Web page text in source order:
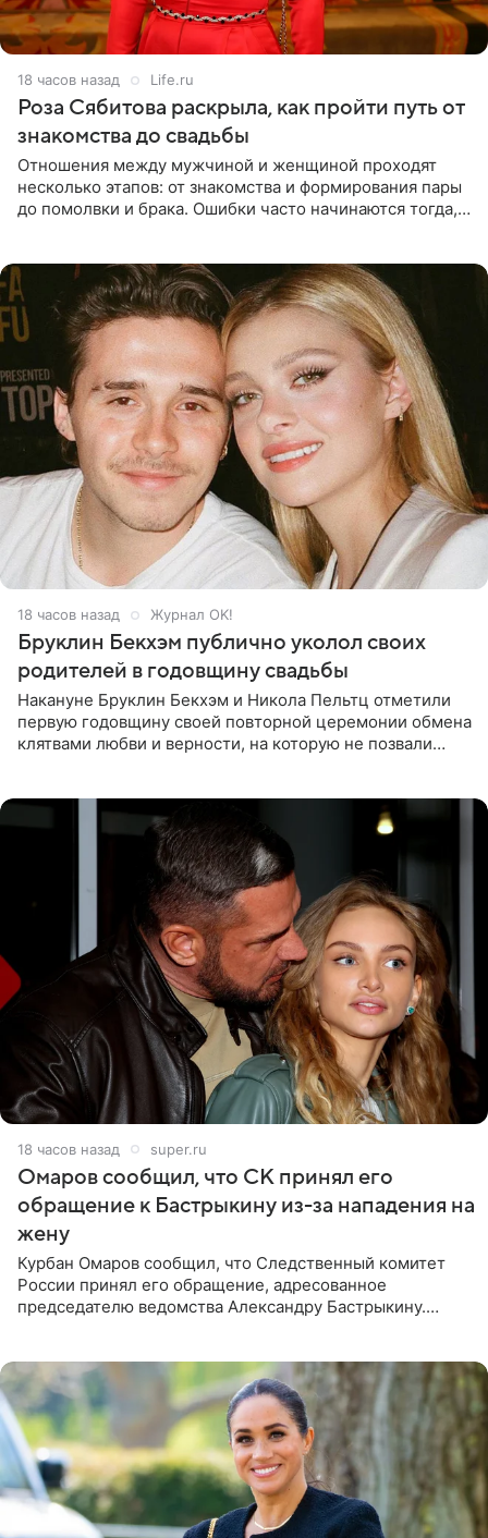
18 часов назад Life.ru
Роза Сябитова раскрыла, как пройти путь от
знакомства до свадьбы
Отношения между мужчиной и женщиной проходят
несколько этапов: от знакомства и формирования пары
до помолвки и брака. Ошибки часто начинаются тогда,
18 часов назад Журнал OK!
Бруклин Бекхэм публично уколол своих
родителей в годовщину свадьбы
Накануне Бруклин Бекхэм и Никола Пельтц отметили
первую годовщину своей повторной церемонии обмена
клятвами любви и верности, на которую не позвали
18 часов назад super.ru
Омаров сообщил, что СК принял его
обращение к Бастрыкину из-за нападения на
жену
Курбан Омаров сообщил, что Следственный комитет
России принял его обращение, адресованное
председателю ведомства Александру Бастрыкину.